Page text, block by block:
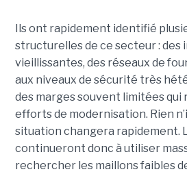
Ils ont rapidement identifié
structurelles de ce secteur :
vieillissantes, des réseaux de
aux niveaux de sécurité très
des marges souvent limitées
efforts de modernisation. Rien
situation changera rapidement.
continueront donc à utiliser
rechercher les maillons faibles